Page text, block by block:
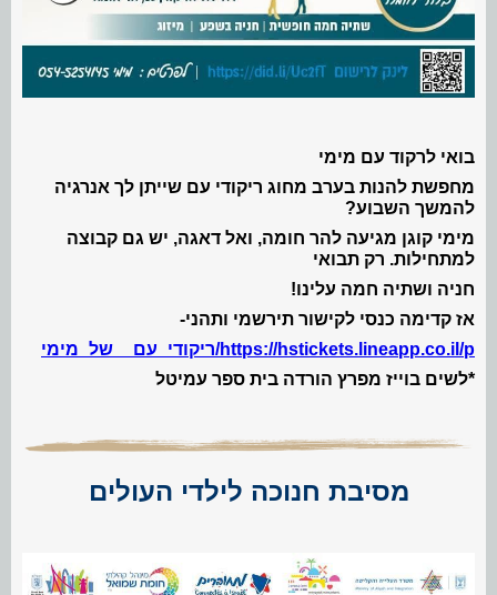
בואי לרקוד עם מימי
מחפשת להנות בערב מחוג ריקודי עם שייתן לך אנרגיה
להמשך השבוע?
מימי קוגן מגיעה להר חומה, ואל דאגה, יש גם קבוצה
למתחילות. רק תבואי
חניה ושתיה חמה עלינו!
אז קדימה כנסי לקישור תירשמי ותהני-
https://hstickets.lineapp.co.il/p/ריקודי_עם__של_מימי
*לשים בוייז מפרץ הורדה בית ספר עמיטל
מסיבת חנוכה לילדי העולים